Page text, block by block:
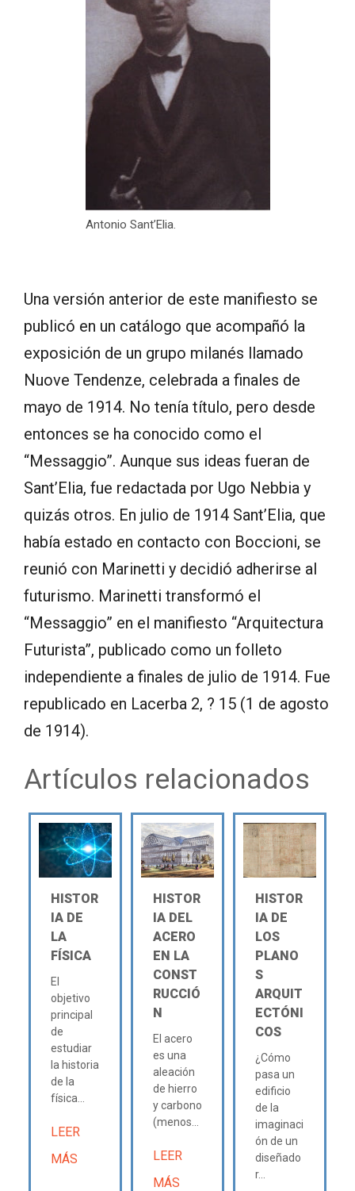
Antonio Sant’Elia.
Una versión anterior de este manifiesto se
publicó en un catálogo que acompañó la
exposición de un grupo milanés llamado
Nuove Tendenze, celebrada a finales de
mayo de 1914. No tenía título, pero desde
entonces se ha conocido como el
“Messaggio”. Aunque sus ideas fueran de
Sant’Elia, fue redactada por Ugo Nebbia y
quizás otros. En julio de 1914 Sant’Elia, que
había estado en contacto con Boccioni, se
reunió con Marinetti y decidió adherirse al
futurismo. Marinetti transformó el
“Messaggio” en el manifiesto “Arquitectura
Futurista”, publicado como un folleto
independiente a finales de julio de 1914. Fue
republicado en Lacerba 2, ? 15 (1 de agosto
de 1914).
Artículos relacionados
HISTOR
IA DE
LA
FÍSICA
El
objetivo
principal
de
estudiar
la historia
de la
física...
LEER
MÁS
HISTOR
IA DEL
ACERO
EN LA
CONST
RUCCIÓ
N
El acero
es una
aleación
de hierro
y carbono
(menos...
LEER
MÁS
HISTOR
IA DE
LOS
PLANO
S
ARQUIT
ECTÓNI
COS
¿Cómo
pasa un
edificio
de la
imaginaci
ón de un
diseñado
r...